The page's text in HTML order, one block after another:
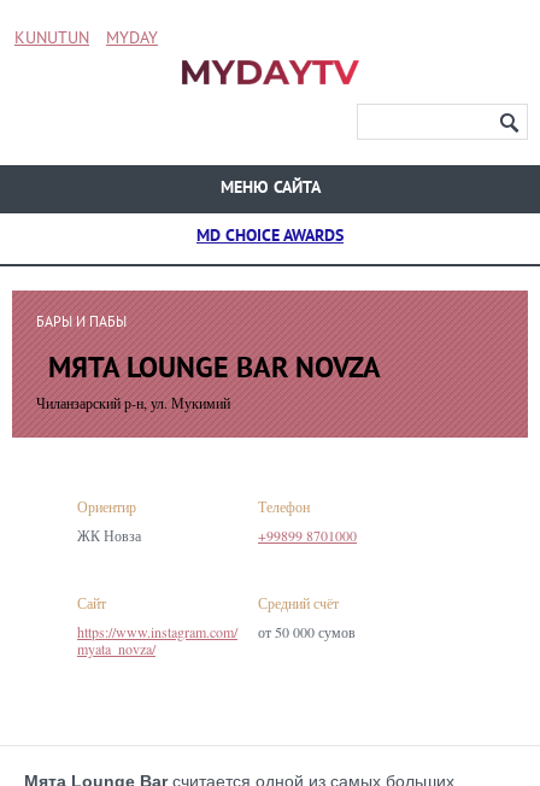
KUNUTUN MYDAY
МЕНЮ САЙТА
MD CHOICE AWARDS
БАРЫ И ПАБЫ
МЯТА LOUNGE BAR NOVZA
Чиланзарский р-н, ул. Мукимий
Ориентир
ЖК Новза
Телефон
+99899 8701000
Сайт
https://www.instagram.com/
myata_novza/
Средний счёт
от 50 000 сумов
Мята Lounge Barсчитается одной из самых больших